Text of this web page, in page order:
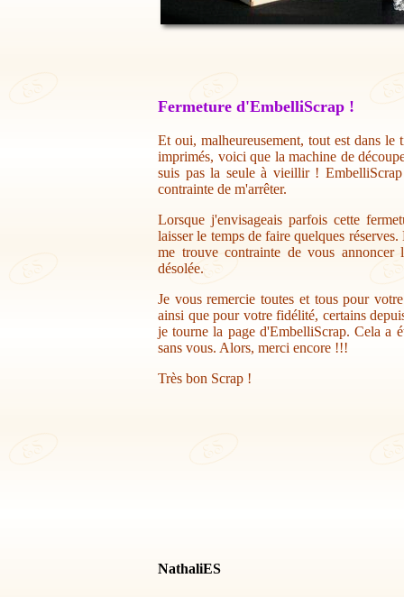
Fermeture d'EmbelliScrap !
Et oui, malheureusement, tout est dans
imprimés, voici que la machine de
suis pas la seule à vieillir !
contrainte de m'arrêter.
Lorsque j'envisageais parfois cette
laisser le temps de faire quelques
me trouve contrainte de vous annoncer
désolée.
Je vous remercie toutes et tous pour
ainsi que pour votre fidélité, certains
je tourne la page d'EmbelliScrap. Cela a
sans vous. Alors, merci encore !!!
Très bon Scrap !
NathaliES